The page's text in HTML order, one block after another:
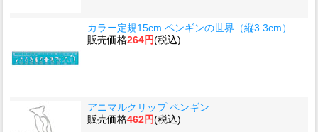
カラー定規15cm ペンギンの世界（縦3.3cm）
販売価格264円(税込)
アニマルクリップ ペンギン
販売価格462円(税込)